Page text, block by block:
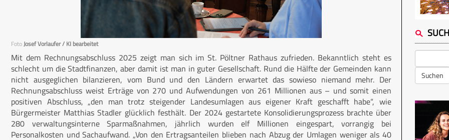
FotoJosef Vorlaufer / KI bearbeitet
Mit dem Rechnungsabschluss 2025 zeigt man sich im St. Pöltner Rathaus zufrieden. Bekanntlich steht es
schlecht um die Stadtfinanzen, aber damit ist man in guter Gesellschaft. Rund die Hälfte der Gemeinden kann
nicht ausgeglichen bilanzieren, vom Bund und den Ländern erwartet das sowieso niemand mehr. Der
Rechnungsabschluss weist Erträge von 270 und Aufwendungen von 261 Millionen aus – und somit einen
positiven Abschluss, „den man trotz steigender Landesumlagen aus eigener Kraft geschafft habe“, wie
Bürgermeister Matthias Stadler glücklich festhält. Der 2024 gestartete Konsolidierungsprozess brachte über
280 verwaltungsinterne Sparmaßnahmen, jährlich wurden elf Millionen eingespart, vorrangig bei
Personalkosten und Sachaufwand. „Von den Ertragsanteilen blieben nach Abzug der Umlagen weniger als 40
Suchen